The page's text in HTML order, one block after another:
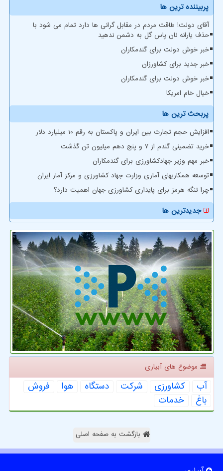
پربیننده ترین ها
آقای دولت! طاقت مردم در مقابل گرانی ها دارد تمام می شود با
حذف یارانه نان پاس گل به دشمن ندهید
خبر خوش دولت برای گندمکاران
خبر جدید برای کشاورزان
خبر خوش دولت برای گندمکاران
خیال خام امریکا
پربحث ترین ها
افزایش حجم تجارت بین ایران و پاکستان به رقم 10 میلیارد دلار
خرید تضمینی گندم از ۷ و پنج دهم میلیون تن گذشت
خبر مهم وزیر جهادکشاورزی برای گندمکاران
توسعه همکاریهای آماری وزارت جهاد کشاورزی و مرکز آمار ایران
چرا تنگه هرمز برای پایداری کشاورزی جهان اهمیت دارد؟
جدیدترین ها
موضوع های آبیاری
آب كشاورزی شركت دستگاه هوا
فروش
باغ
خدمات
بازگشت به صفحه اصلی